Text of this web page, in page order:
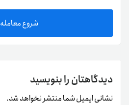
شروع معامله
دیدگاهتان را بنویسید
نشانی ایمیل شما منتشر نخواهد شد.